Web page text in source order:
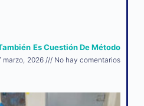
Es Cuestión De Método
marzo, 2026 No hay comentarios